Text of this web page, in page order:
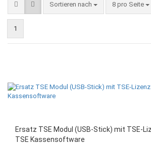
Sortieren nach 8 pro Seite
1
Ersatz TSE Modul (USB-Stick) mit TSE-
TSE Kassensoftware